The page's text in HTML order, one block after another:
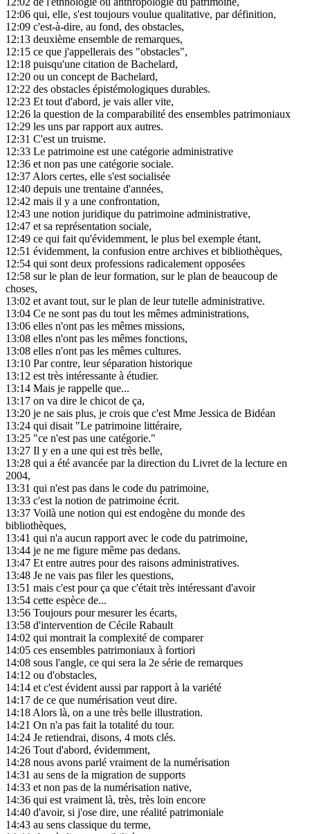
12:06 qui, elle, s'est toujours voulue qualitative, par définition,
12:09 c'est-à-dire, au fond, des obstacles,
12:13 deuxième ensemble de remarques,
12:15 ce que j'appellerais des "obstacles",
12:18 puisqu'une citation de Bachelard,
12:20 ou un concept de Bachelard,
12:22 des obstacles épistémologiques durables.
12:23 Et tout d'abord, je vais aller vite,
12:26 la question de la comparabilité des ensembles patrimoniaux
12:29 les uns par rapport aux autres.
12:31 C'est un truisme.
12:33 Le patrimoine est une catégorie administrative
12:36 et non pas une catégorie sociale.
12:37Alors certes, elle s'est socialisée
12:40 depuis une trentaine d'années,
12:42 mais il y a une confrontation,
12:43 une notion juridique du patrimoine administrative,
12:47 et sa représentation sociale,
12:49 ce qui fait qu'évidemment, le plus bel exemple étant,
12:51 évidemment, la confusion entre archives et bibliothèques,
12:54 qui sont deux professions radicalement opposées
12:58 sur le plan de leur formation, sur le plan de beaucoup de
choses,
13:02 et avant tout, sur le plan de leur tutelle administrative.
13:04 Ce ne sont pas du tout les mêmes administrations,
13:06 elles n'ont pas les mêmes missions,
13:08 elles n'ont pas les mêmes fonctions,
13:08 elles n'ont pas les mêmes cultures.
13:10 Par contre, leur séparation historique
13:12 est très intéressante à étudier.
13:14 Mais je rappelle que...
13:17 on va dire le chicot de ça,
13:20 je ne sais plus, je crois que c'est Mme Jessica de Bidéan
13:24 qui disait "Le patrimoine littéraire,
13:25 "ce n'est pas une catégorie."
13:27 Il y en a une qui est très belle,
13:28 qui a été avancée par la direction du Livret de la lecture en
2004,
13:31 qui n'est pas dans le code du patrimoine,
13:33 c'est la notion de patrimoine écrit.
13:37 Voilà une notion qui est endogène du monde des
bibliothèques,
13:41 qui n'a aucun rapport avec le code du patrimoine,
13:44 je ne me figure même pas dedans.
13:47 Et entre autres pour des raisons administratives.
13:48 Je ne vais pas filer les questions,
13:51 mais c'est pour ça que c'était très intéressant d'avoir
13:54 cette espèce de...
13:56 Toujours pour mesurer les écarts,
13:58 d'intervention de Cécile Rabault
14:02 qui montrait la complexité de comparer
14:05 ces ensembles patrimoniaux à fortiori
14:08 sous l'angle, ce qui sera la 2e série de remarques
14:12 ou d'obstacles,
14:14 et c'est évident aussi par rapport à la variété
14:17 de ce que numérisation veut dire.
14:18Alors là, on a une très belle illustration.
14:21 On n'a pas fait la totalité du tour.
14:24 Je retiendrai, disons, 4 mots clés.
14:26 Tout d'abord, évidemment,
14:28 nous avons parlé vraiment de la numérisation
14:31 au sens de la migration de supports
14:33 et non pas de la numérisation native,
14:36 qui est vraiment là, très, très loin encore
14:40 d'avoir, si j'ose dire, une réalité patrimoniale
14:43 au sens classique du terme,